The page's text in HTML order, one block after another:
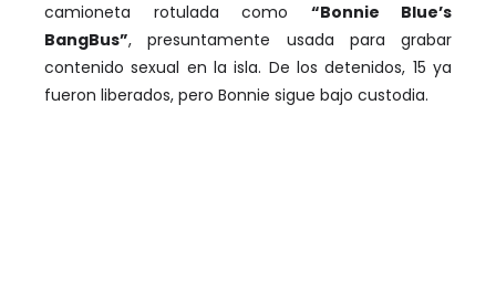
camioneta rotulada como “Bonnie Blue’s
BangBus”, presuntamente usada para grabar
contenido sexual en la isla. De los detenidos, 15 ya
fueron liberados, pero Bonnie sigue bajo custodia.